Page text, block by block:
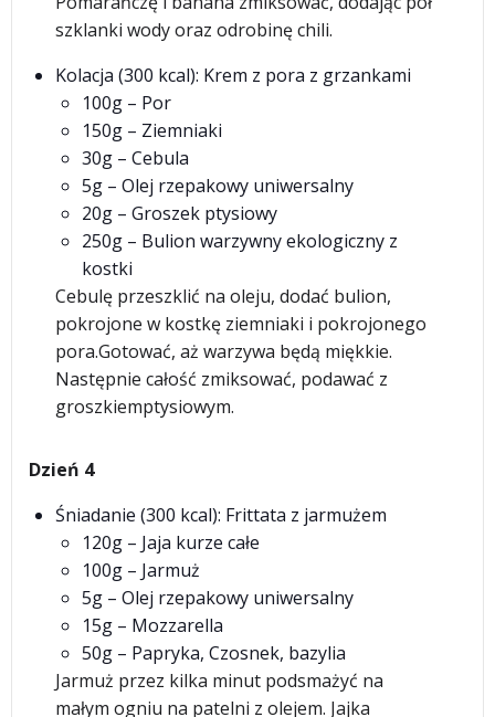
szklanki wody oraz odrobinę chili.
Kolacja (300 kcal): Krem z pora z grzankami
100g – Por
150g – Ziemniaki
30g – Cebula
5g – Olej rzepakowy uniwersalny
20g – Groszek ptysiowy
250g – Bulion warzywny ekologiczny z
kostki
Cebulę przeszklić na oleju, dodać bulion,
pokrojone w kostkę ziemniaki i pokrojonego
pora.Gotować, aż warzywa będą miękkie.
Następnie całość zmiksować, podawać z
groszkiemptysiowym.
Dzień 4
Śniadanie (300 kcal): Frittata z jarmużem
120g – Jaja kurze całe
100g – Jarmuż
5g – Olej rzepakowy uniwersalny
15g – Mozzarella
50g – Papryka, Czosnek, bazylia
Jarmuż przez kilka minut podsmażyć na
małym ogniu na patelni z olejem. Jajka